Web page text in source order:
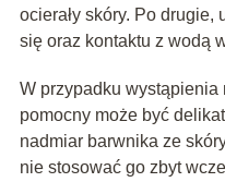
ocierały skóry. Po
się oraz kontaktu z wodą
W przypadku wystąpienia
pomocny może być
nadmiar barwnika ze
nie stosować go zbyt